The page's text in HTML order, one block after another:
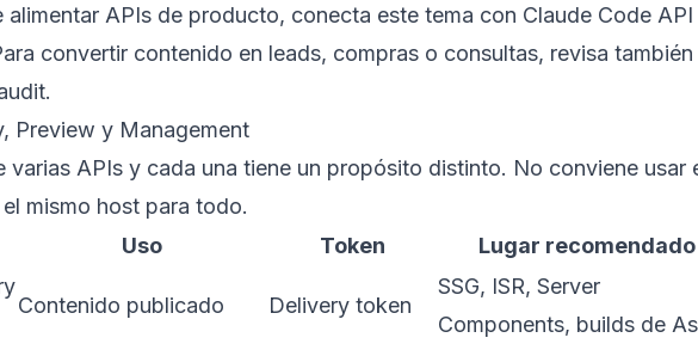
alimentar APIs de producto, conecta este tema con Claude Code API
convertir contenido en leads, compras o consultas, revisa también
.
Preview y Management
varias APIs y cada una tiene un propósito distinto. No conviene usar
mismo host para todo.
Uso Token
Lugar recomendado
Contenido publicado Delivery token
SSG, ISR, Server
Components, builds de